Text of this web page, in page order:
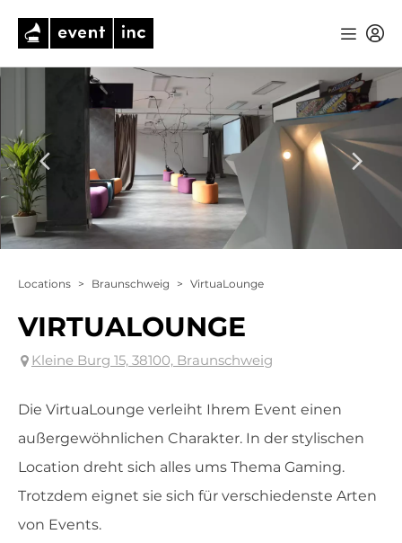
Locations > Braunschweig > VirtuaLounge
VIRTUALOUNGE
Kleine Burg 15, 38100, Braunschweig
Die VirtuaLounge verleiht Ihrem Event einen
außergewöhnlichen Charakter. In der stylischen
Location dreht sich alles ums Thema Gaming.
Trotzdem eignet sie sich für verschiedenste Arten
von Events.